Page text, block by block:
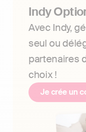
Indy
Avec Indy,
seul ou
partenaires
choix !
Je crée un